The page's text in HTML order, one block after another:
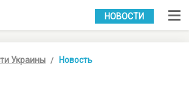
УКР РУС
НОВОСТИ
Украины Новость